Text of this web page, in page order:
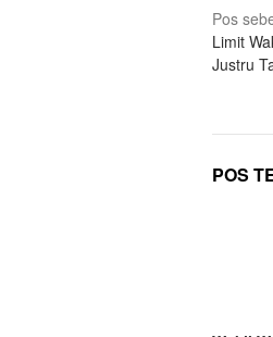
pos
Pos
Limit
Justru
POS